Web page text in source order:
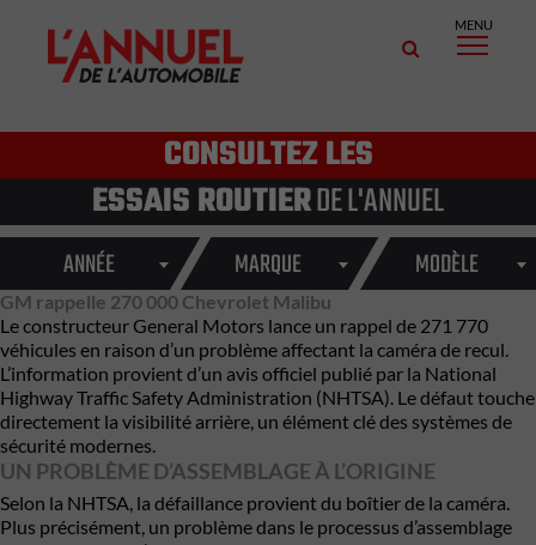
MENU
CONSULTEZ LES
ESSAIS ROUTIERDE L'ANNUEL
ANNÉE MARQUE MODÈLE
GM rappelle 270 000 Chevrolet Malibu
Le constructeur General Motors lance un rappel de 271 770
véhicules en raison d’un problème affectant la caméra de recul.
L’information provient d’un avis officiel publié par la National
Highway Traffic Safety Administration (NHTSA). Le défaut touche
directement la visibilité arrière, un élément clé des systèmes de
sécurité modernes.
UN PROBLÈME D’ASSEMBLAGE À L’ORIGINE
Selon la NHTSA, la défaillance provient du boîtier de la caméra.
Plus précisément, un problème dans le processus d’assemblage